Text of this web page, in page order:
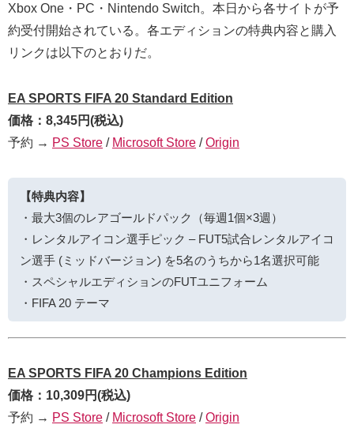
Xbox One・PC・Nintendo Switch。本日から各サイトが予
約受付開始されている。各エディションの特典内容と購入
リンクは以下のとおりだ。
EA SPORTS FIFA 20 Standard Edition
価格：8,345円(税込)
予約 → PS Store / Microsoft Store /Origin
【特典内容】
・最大3個のレアゴールドパック（毎週1個×3週）
・レンタルアイコン選手ピック – FUT5試合レンタルアイコ
ン選手 (ミッドバージョン) を5名のうちから1名選択可能
・スペシャルエディションのFUTユニフォーム
・FIFA 20 テーマ
EA SPORTS FIFA 20 Champions Edition
価格：10,309円(税込)
予約 → PS Store / Microsoft Store /Origin